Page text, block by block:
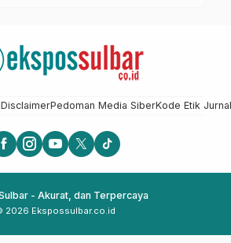
DisclaimerPedoman Media SiberKode Etik
- Akurat, dan Terpercaya
2026 Ekspossulbar.co.id